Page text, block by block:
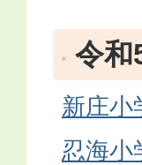
令和
新庄小
忍海小